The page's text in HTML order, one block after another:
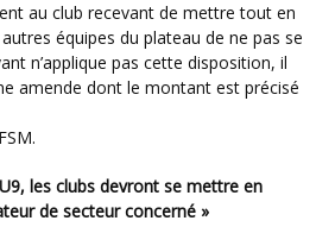
équipes du plateau de ne pas se
n’applique pas cette disposition, il
amende dont le montant est précisé
de secteur concerné »